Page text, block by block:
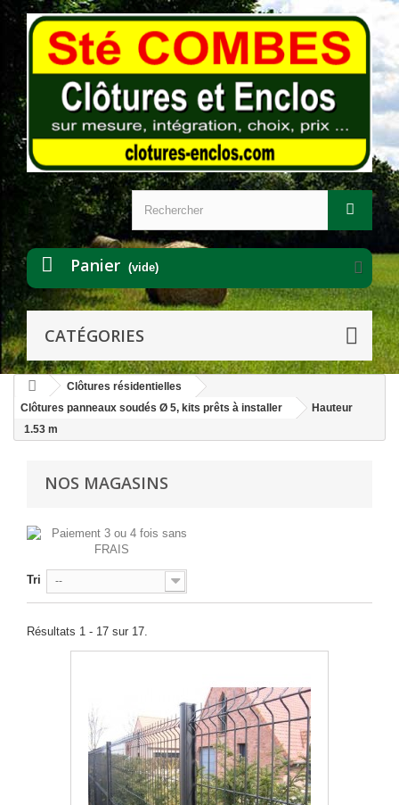
Panier (vide)
CATÉGORIES
Clôtures résidentielles
Clôtures panneaux soudés Ø 5, kits prêts à installer
Hauteur
1.53 m
NOS MAGASINS
Tri --
Résultats 1 - 17 sur 17.